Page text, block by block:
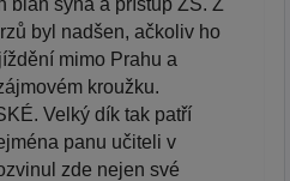
byl nadšen, ačkoliv ho
mimo Prahu a
kroužku.
Velký dík tak patří
panu učiteli v
zde nejen své